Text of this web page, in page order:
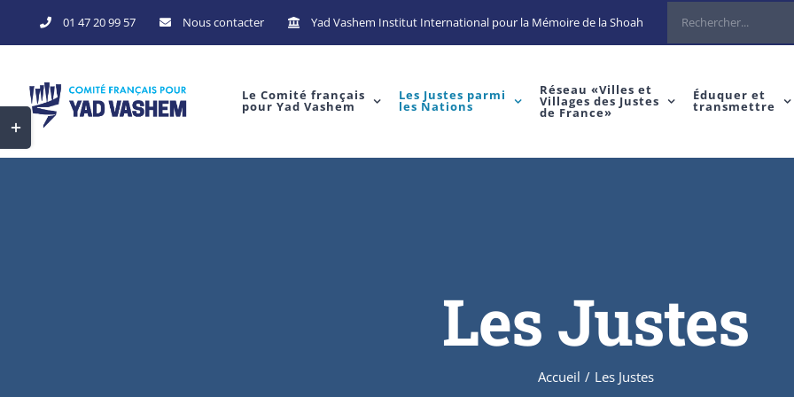
to
01 47 20 99 57 Nous contacter Yad Vashem Institut International pour la Mémoire de la Shoah Rechercher
Le Comité français
pour Yad Vashem
Les Justes parmi
les Nations
Réseau «Villes et
Villages des Justes
de France»
Éduquer et
transmettre
Les Justes
Accueil / Les Justes
Toggle
Sliding